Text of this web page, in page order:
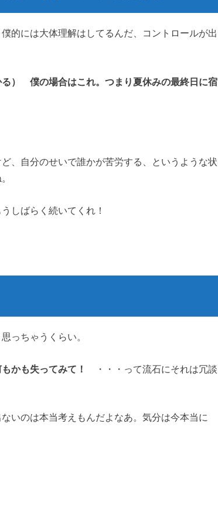
的には大体理解はしてるんだ、コントロールが出
） 僕の場合はこれ。つまり夏休みの最終日に宿
、自分のせいで誰かが苦労する、というような状
しばらく続いてくれ！
っちゃうくらい。
かも失ってみて！
・・・って流石にそれは冗談
いのは本当考えもんだよなあ。気分は今本当に